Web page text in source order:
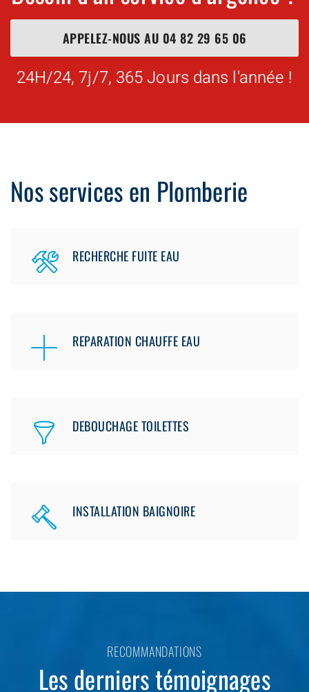
APPELEZ-NOUS AU 04 82 29 65 06
24H/24, 7j/7, 365 Jours dans l'année !
Nos services en Plomberie
RECHERCHE FUITE EAU
REPARATION CHAUFFE EAU
DEBOUCHAGE TOILETTES
INSTALLATION BAIGNOIRE
RECOMMANDATIONS
Les derniers témoignages